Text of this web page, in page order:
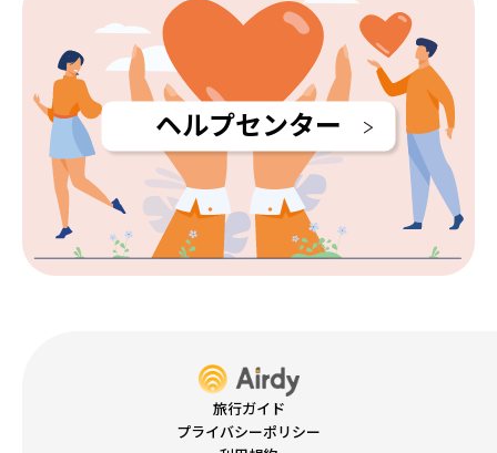
ヘルプセンター
旅行ガイド
プライバシーポリシー